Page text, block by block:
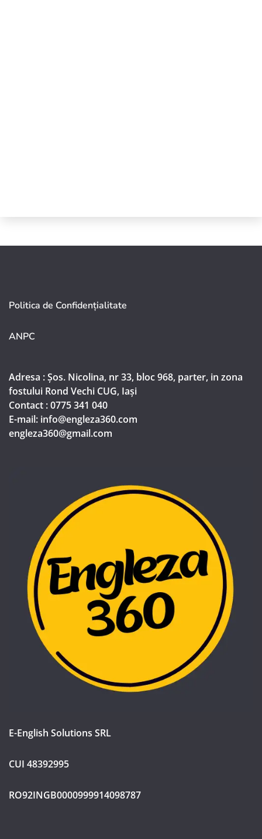
Politica de Confidențialitate
ANPC
Adresa : Șos. Nicolina, nr 33, bloc 968, parter, in zona
fostului Rond Vechi CUG, Iași
Contact : 0775 341 040
E-mail: info@engleza360.com​
engleza360@gmail.com​
E-English Solutions SRL
CUI 48392995
RO92INGB0000999914098787